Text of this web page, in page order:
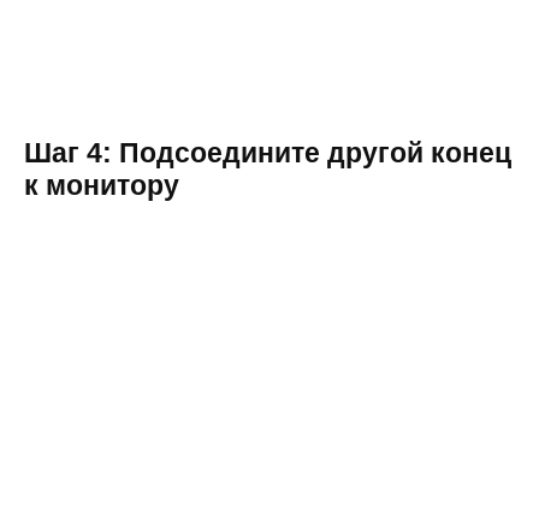
Шаг 4: Подсоедините другой конец
к монитору